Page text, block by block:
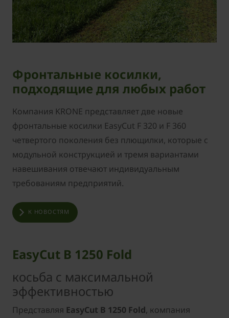
Фронтальные косилки,
подходящие для любых работ
Компания KRONE представляет две новые
фронтальные косилки EasyCut F 320 и F 360
четвертого поколения без плющилки, которые с
модульной конструкцией и тремя вариантами
навешивания отвечают индивидуальным
требованиям предприятий.
К НОВОСТЯМ
EasyCut B 1250 Fold
косьба с максимальной
эффективностью
Представляя EasyCut В 1250 Fold, компания